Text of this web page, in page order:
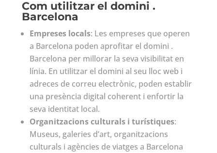
Com utilitzar el domini .
Barcelona
Empreses locals: Les empreses que operen
a Barcelona poden aprofitar el domini .
Barcelona per millorar la seva visibilitat en
línia. En utilitzar el domini al seu lloc web i
adreces de correu electrònic, poden establir
una presència digital coherent i enfortir la
seva identitat local.
Organitzacions culturals i turístiques:
Museus, galeries d’art, organitzacions
culturals i agències de viatges a Barcelona